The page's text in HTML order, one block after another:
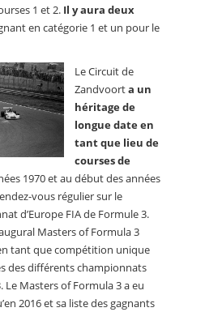
1 et 2. Il y aura deux
en catégorie 1 et un pour le
Le Circuit de
Zandvoorta un
héritage de
longue date en
tant que lieu de
courses de
1970 et au début des années
vous régulier sur le
d’Europe FIA ​​de Formule 3.
Masters of Formula 3
tant que compétition unique
des différents championnats
Masters of Formula 3 a eu
2016 et sa liste des gagnants